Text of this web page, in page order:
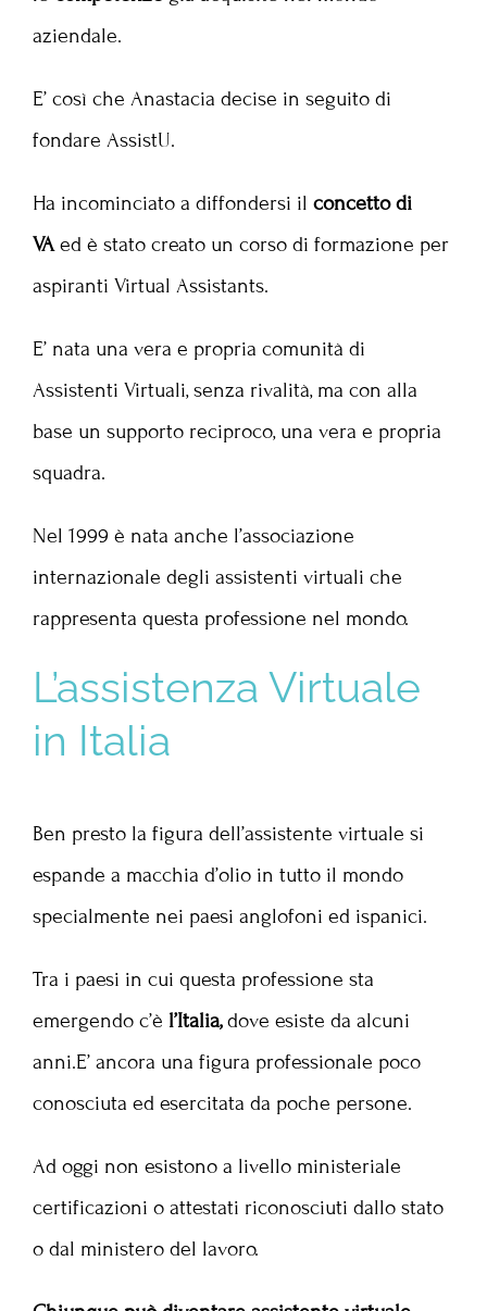
aziendale.
E’ così che Anastacia decise in seguito di
fondare AssistU.
Ha incominciato a diffondersi il concetto di
VAed è stato creato un corso di formazione per
aspiranti Virtual Assistants.
E’ nata una vera e propria comunità di
Assistenti Virtuali, senza rivalità, ma con alla
base un supporto reciproco, una vera e propria
squadra.
Nel 1999 è nata anche l’associazione
internazionale degli assistenti virtuali che
rappresenta questa professione nel mondo.
L’assistenza Virtuale
in Italia
Ben presto la figura dell’assistente virtuale si
espande a macchia d’olio in tutto il mondo
specialmente nei paesi anglofoni ed ispanici.
Tra i paesi in cui questa professione sta
emergendo c’è l’Italia,dove esiste da alcuni
anni.E’ ancora una figura professionale poco
conosciuta ed esercitata da poche persone.
Ad oggi non esistono a livello ministeriale
certificazioni o attestati riconosciuti dallo stato
o dal ministero del lavoro.